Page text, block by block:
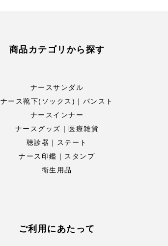
商品カテゴリから探す
ナースサンダル
ナース靴下(ソックス)｜パンスト
ナースインナー
ナースグッズ｜医療雑貨
聴診器｜ステート
ナース印鑑｜スタンプ
衛生用品
ご利用にあたって